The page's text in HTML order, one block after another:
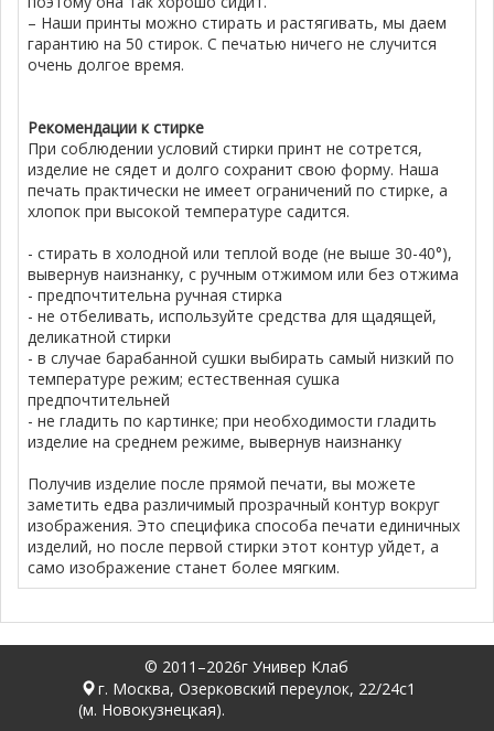
– Наши принты можно стирать и растягивать, мы даем
гарантию на 50 стирок. С печатью ничего не случится
очень долгое время.
Рекомендации к стирке
При соблюдении условий стирки принт не сотрется,
изделие не сядет и долго сохранит свою форму. Наша
печать практически не имеет ограничений по стирке, а
хлопок при высокой температуре садится.
- стирать в холодной или теплой воде (не выше 30-40°),
вывернув наизнанку, с ручным отжимом или без отжима
- предпочтительна ручная стирка
- не отбеливать, используйте средства для щадящей,
деликатной стирки
- в случае барабанной сушки выбирать самый низкий по
температуре режим; естественная сушка
предпочтительней
- не гладить по картинке; при необходимости гладить
изделие на среднем режиме, вывернув наизнанку
Получив изделие после прямой печати, вы можете
заметить едва различимый прозрачный контур вокруг
изображения. Это специфика способа печати единичных
изделий, но после первой стирки этот контур уйдет, а
само изображение станет более мягким.
© 2011–2026г Универ Клаб
г. Москва, Озерковский переулок, 22/24с1
(м. Новокузнецкая).